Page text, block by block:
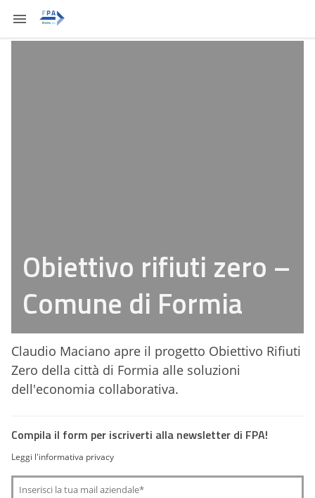
Obiettivo rifiuti zero –
Comune di Formia
Claudio Maciano apre il progetto Obiettivo Rifiuti
Zero della città di Formia alle soluzioni
dell'economia collaborativa.
Compila il form per iscriverti alla newsletter di FPA!
Leggi l'informativa privacy